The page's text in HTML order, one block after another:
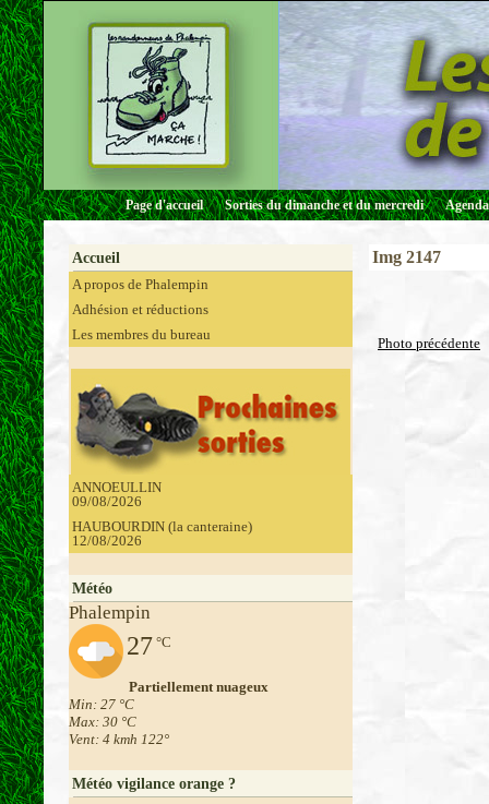
Page d'accueil Sorties du dimanche et du mercredi
Accueil
A propos de Phalempin
Adhésion et réductions
Les membres du bureau
ANNOEULLIN
09/08/2026
HAUBOURDIN (la canteraine)
12/08/2026
Météo
Phalempin
27 °C
Partiellement nuageux
Min: 27 °C
Max: 30 °C
Vent: 4 kmh 122°
Météo vigilance orange ?
Img 2147
Photo précédente